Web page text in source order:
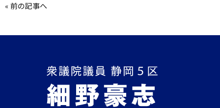
«前の記事へ